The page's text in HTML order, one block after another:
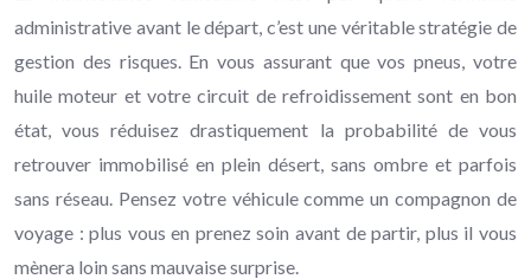
administrative avant le départ, c’est une véritable stratégie de
gestion des risques. En vous assurant que vos pneus, votre
huile moteur et votre circuit de refroidissement sont en bon
état, vous réduisez drastiquement la probabilité de vous
retrouver immobilisé en plein désert, sans ombre et parfois
sans réseau. Pensez votre véhicule comme un compagnon de
voyage : plus vous en prenez soin avant de partir, plus il vous
mènera loin sans mauvaise surprise.